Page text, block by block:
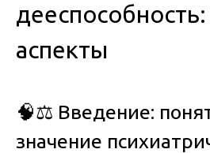
аспекты
🧠⚖️ Введение:
значение